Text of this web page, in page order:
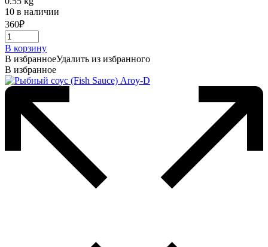
10 в наличии
360₽
В корзину
В избранноеУдалить из избранного
В избранное